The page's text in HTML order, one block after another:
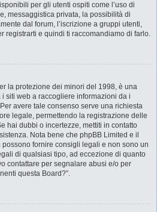
per gli utenti ospiti come l’uso di
messaggistica privata, la possibilità di
dal forum, l’iscrizione a gruppi utenti,
registrarti e quindi ti raccomandiamo di farlo.
la protezione dei minori del 1998, è una
siti web a raccogliere informazioni da i
avere tale consenso serve una richiesta
legale, permettendo la registrazione delle
hai dubbi o incertezze, mettiti in contatto
Nota bene che phpBB Limited e il
fornire consigli legali e non sono un
di qualsiasi tipo, ad eccezione di quanto
contattare per segnalare abusi e/o per
questa Board?”.